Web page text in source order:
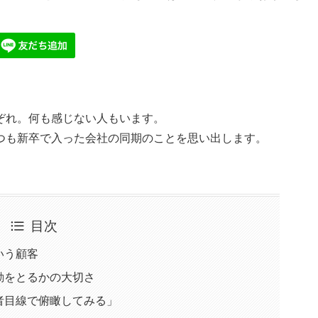
。何も感じない人もいます。
新卒で入った会社の同期のことを思い出します。
目次
う顧客
とるかの大切さ
線で俯瞰してみる」